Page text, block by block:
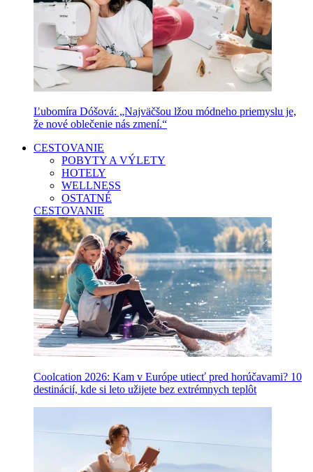
Ľubomíra Dóšová: „Najväčšou lžou módneho priemyslu je,
že nové oblečenie nás zmení.“
CESTOVANIE
POBYTY A VÝLETY
HOTELY
WELLNESS
OSTATNÉ
CESTOVANIE
Coolcation 2026: Kam v Európe utiecť pred horúčavami? 10
destinácií, kde si leto užijete bez extrémnych teplôt